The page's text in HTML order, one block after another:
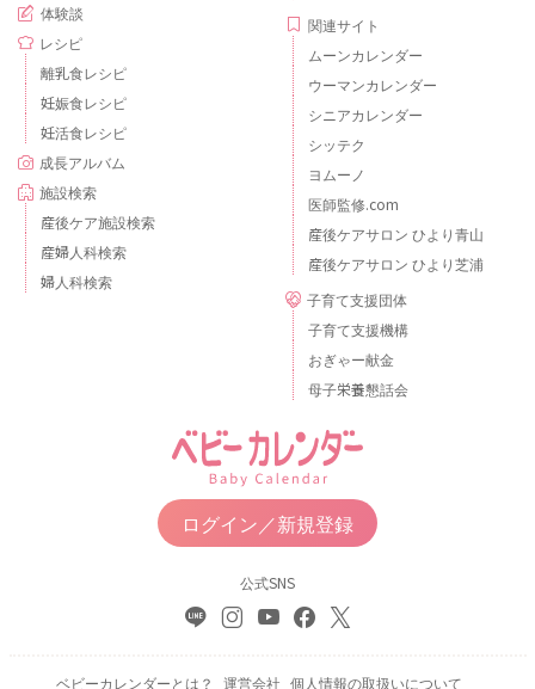
体験談
レシピ
離乳食レシピ
妊娠食レシピ
妊活食レシピ
成長アルバム
施設検索
産後ケア施設検索
産婦人科検索
婦人科検索
関連サイト
ムーンカレンダー
ウーマンカレンダー
シニアカレンダー
シッテク
ヨムーノ
医師監修.com
産後ケアサロン ひより青山
産後ケアサロン ひより芝浦
子育て支援団体
子育て支援機構
おぎゃー献金
母子栄養懇話会
ログイン／新規登録
公式SNS
ベビーカレンダーとは？ 運営会社 個人情報の取扱いについて